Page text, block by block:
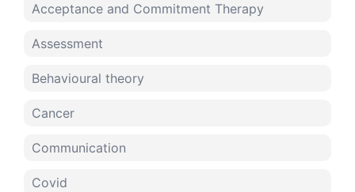
Acceptance and Commitment Therapy
Assessment
Behavioural theory
Cancer
Communication
Covid